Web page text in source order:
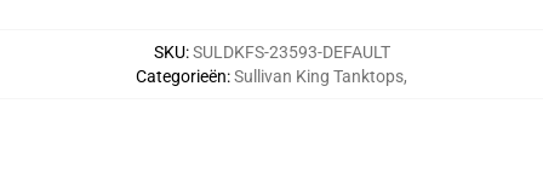
SKU:SULDKFS-23593-DEFAULT
Categorieën:Sullivan King Tanktops,